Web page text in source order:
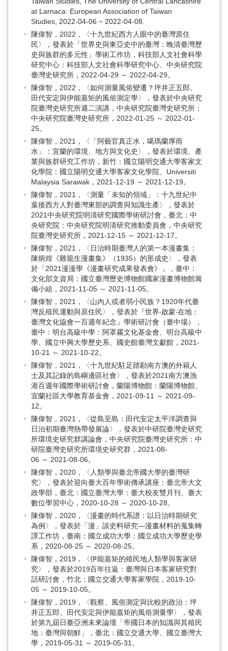
at Larnaca: European Association of Taiwan
Studies, 2022-04-06 ~ 2022-04-08.
陳偉智，2022，〈十九世紀西方人眼中的臺灣原住
民〉，發表於「世界史與東亞史中的臺灣：晚清臺灣歷
史與族群的多元性」學術工作坊，科技部人文社會科學
研究中心：科技部人文社會科學研究中心、中央研究院
臺灣史研究所，2022-04-29 ～ 2022-04-29。
陳偉智，2022，〈如何測量風俗變遷？坪井正五郎、
田代安定與伊能嘉矩的風俗測定學〉，發表於中央研究
院臺灣史研究所週二演講，中央研究院臺灣史研究所：
中央研究院臺灣史研究所，2022-01-25 ～ 2022-01-
25。
陳偉智，2021，〈「阿藝官真正水，噶瑪蘭厚雨
水」：宜蘭的環境、地方與文化史〉，發表於環境、產
業與族群研究工作坊，新竹：國立陽明交通大學客家文
化學院：國立陽明交通大學客家文化學院、Universiti
Malaysia Sarawak，2021-12-19 ～ 2021-12-19。
陳偉智，2021，〈測量「未知的領域」：十九世紀中
葉後西方人對臺灣東部的調查與知識生產〉，發表於
2021中央研究院明清研究國際學術研討會，臺北：中
央研究院：中央研究院明清研究推動委員會，中央研究
院臺灣史研究所，2021-12-15 ～ 2021-12-17。
陳偉智，2021，〈日治時期臺灣人的第一本漫畫集：
陳炳煌《雞籠生漫畫集》（1935）的形成史〉，發表
於「2021漫漫學《漫畫研究成果發表會》」，臺中：
文化部文資局：國立臺灣歷史博物館國家漫畫博物館籌
備小組，2021-11-05 ～ 2021-11-05。
陳偉智，2021，〈山內人或者弱小民族？1920年代臺
灣反殖民運動與原住民〉，發表於『世界‧啟蒙‧在地：
臺灣文化協會一百週年紀念』學術研討會（臺中場），
臺中：明台高級中學：阿罩霧文化基金會、明台高級中
學、國立中興大學歷史系、國史館臺灣文獻館，2021-
10-21 ～ 2021-10-22。
陳偉智，2021，〈十九世紀駐足踏勘南方澳的外籍人
士及其記錄的島嶼邊區社會〉，發表於2021南方澳漁
港百週年國際學術研討會，蘭陽博物館：蘭陽博物館、
宜蘭社區大學教育基金會，2021-09-11 ～ 2021-09-
12。
陳偉智，2021，〈從島至島：田代安定太平洋調查與
日治初期臺灣熱帶發展論〉，發表於中研院臺灣史研究
所環境史研究群講論會，中央研究院臺灣史研究所：中
研院臺灣史研究所環境史研究群，2021-08-
06 ～ 2021-08-06。
陳偉智，2020，〈人類學與臺北帝國大學的臺灣研
究〉，發表於迎向臺大百年學術傳承講座：臺北帝大文
政學部，臺北：國立臺灣大學：臺大校友雙月刊、臺大
數位學習中心，2020-10-28 ～ 2020-10-28。
陳偉智，2020，〈漫畫的時代系譜：以日治時期研究
為例〉，發表於「漫」談史料研究—漫畫材料的蒐集轉
譯工作坊，臺南：國立成功大學：國立成功大學歷史學
系，2020-08-25 ～ 2020-08-25。
陳偉智，2019，〈伊能嘉矩的殖民地人類學與客家研
究〉，發表於2019百年往返：臺灣與日本客家研究對
話研討會，竹北：國立交通大學客家學院，2019-10-
05 ～ 2019-10-05。
陳偉智，2019，〈觀察、風俗測定與比較的政治：坪
井正五郎、田代安定與伊能嘉矩的風俗測量學〉，發表
於第九屆日臺亞洲未來論壇「帝國日本的知識與其殖民
地：臺灣與朝鮮」，臺北：國立交通大學、國立臺灣大
學，2019-05-31 ～ 2019-05-31。